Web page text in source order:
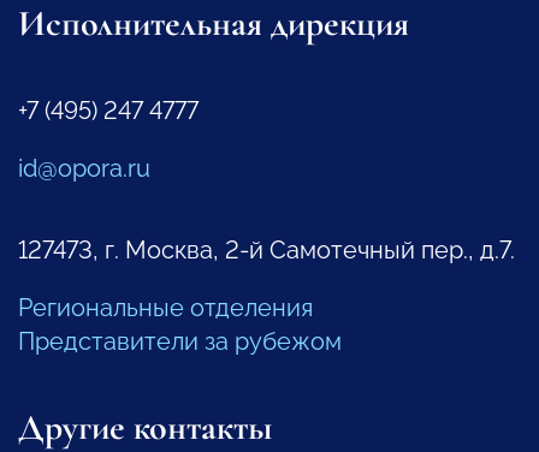
Исполнительная дирекция
+7 (495) 247 4777
id@opora.ru
127473, г. Москва, 2-й Самотечный пер., д.7.
Региональные отделения
Представители за рубежом
Другие контакты